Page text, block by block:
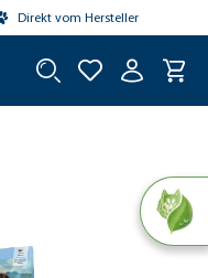
Direkt vom Hersteller